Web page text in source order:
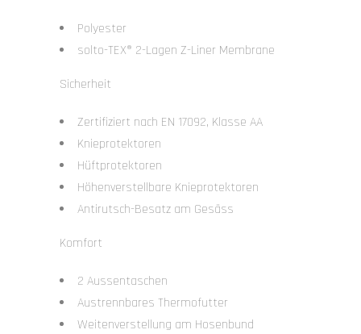
Polyester
solto-TEX® 2-Lagen Z-Liner Membrane
Sicherheit
Zertifiziert nach EN 17092, Klasse AA
Knieprotektoren
Hüftprotektoren
Höhenverstellbare Knieprotektoren
Antirutsch-Besatz am Gesäss
Komfort
2 Aussentaschen
Austrennbares Thermofutter
Weitenverstellung am Hosenbund